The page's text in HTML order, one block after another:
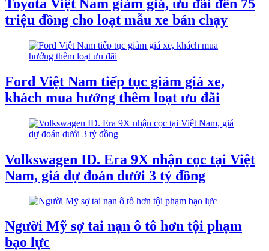
Toyota Việt Nam giảm giá, ưu đãi đến 75
triệu đồng cho loạt mẫu xe bán chạy
Ford Việt Nam tiếp tục giảm giá xe,
khách mua hưởng thêm loạt ưu đãi
Volkswagen ID. Era 9X nhận cọc tại Việt
Nam, giá dự đoán dưới 3 tỷ đồng
Người Mỹ sợ tai nạn ô tô hơn tội phạm
bạo lực